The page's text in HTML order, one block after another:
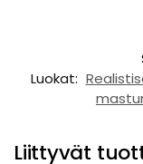
Luokat:
Liittyvät